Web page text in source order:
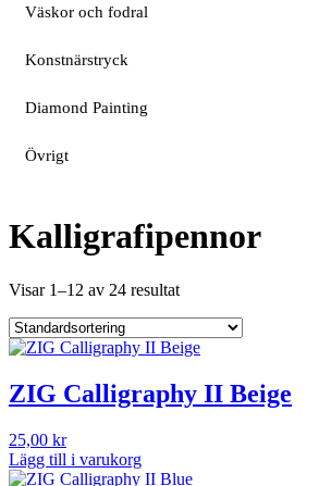
Väskor och fodral
Konstnärstryck
Diamond Painting
Övrigt
Kalligrafipennor
Visar 1–12 av 24 resultat
ZIG Calligraphy II Beige
25,00 kr
Lägg till i varukorg